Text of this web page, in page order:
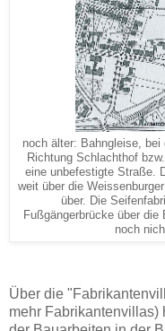
noch älter: Bahngleise, bei
Richtung Schlachthof
eine unbefestigte Straße.
weit über die
über. Die
Fußgängerbrücke über
noch
Über die
mehr Fabrikantenvillas)